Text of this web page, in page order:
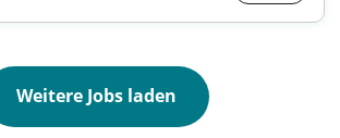
Weitere Jobs laden